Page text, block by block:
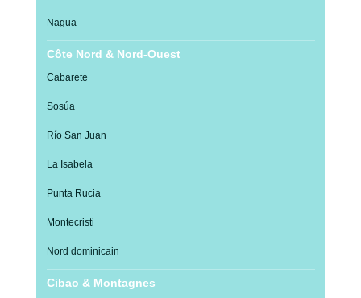
Nagua
Côte Nord & Nord-Ouest
Cabarete
Sosúa
Río San Juan
La Isabela
Punta Rucia
Montecristi
Nord dominicain
Cibao & Montagnes